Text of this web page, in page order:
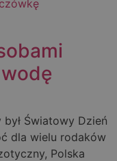
Światowy Dzień
dla wielu rodaków
Polska